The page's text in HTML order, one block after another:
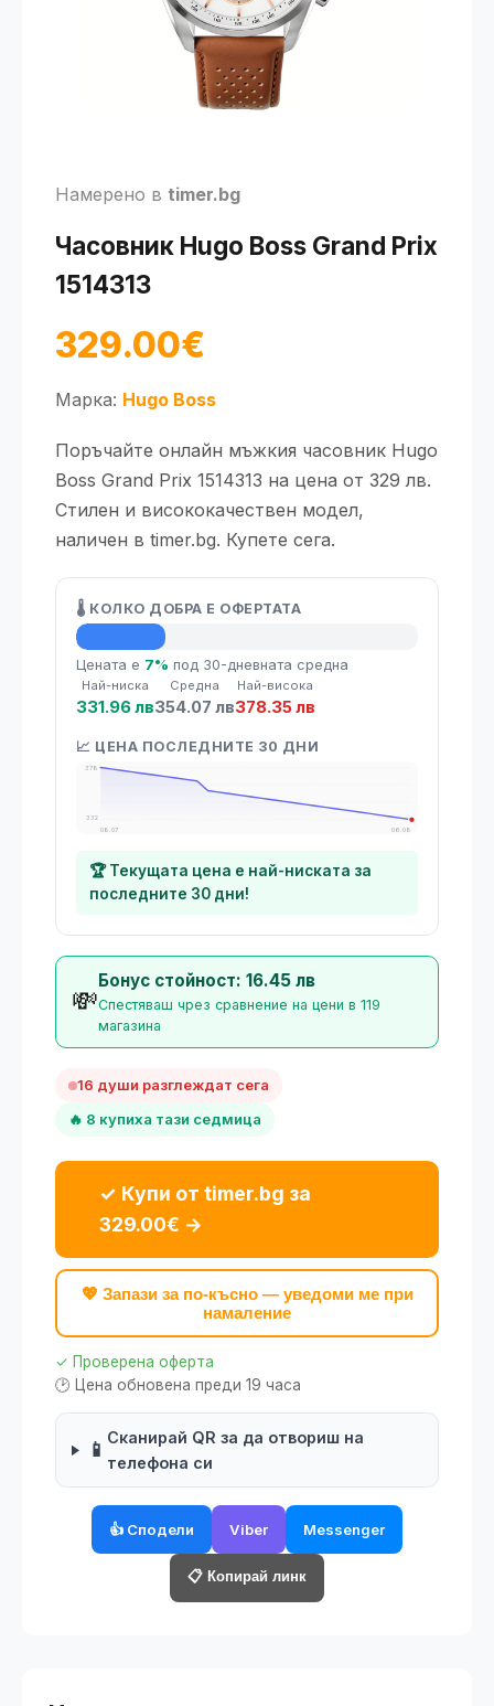
Намерено в timer.bg
Часовник Hugo Boss Grand Prix
1514313
329.00€
Марка: Hugo Boss
Поръчайте онлайн мъжкия часовник Hugo
Boss Grand Prix 1514313 на цена от 329 лв.
Стилен и висококачествен модел,
наличен в timer.bg. Купете сега.
🌡️ КОЛКО ДОБРА Е ОФЕРТАТА
💡 Средна цена
Цената е 7% под 30-дневната средна
Най-ниска
331.96 лв
Средна
354.07 лв
Най-висока
378.35 лв
📈 ЦЕНА ПОСЛЕДНИТЕ 30 ДНИ
378
332
08.07
06.08
🏆 Текущата цена е най-ниската за
последните 30 дни!
💸
Бонус стойност: 16.45 лв
Спестяваш чрез сравнение на цени в 119
магазина
16 души разглеждат сега
🔥 8 купиха тази седмица
✓ Купи от timer.bg за
329.00€ →
💖 Запази за по-късно — уведоми ме при
намаление
✓ Проверена оферта
🕑 Цена обновена преди 19 часа
📱
Сканирай QR за да отвориш на
телефона си
👍 Сподели Viber Messenger
📋 Копирай линк